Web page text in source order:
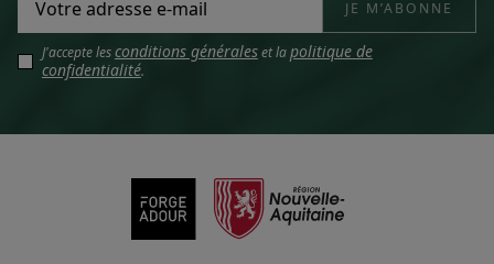
J'accepte lesconditions généraleset lapolitique de
confidentialité.